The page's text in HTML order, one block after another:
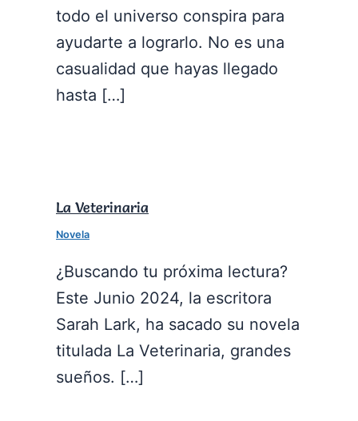
todo el universo conspira para
ayudarte a lograrlo. No es una
casualidad que hayas llegado
hasta […]
La Veterinaria
Novela
¿Buscando tu próxima lectura?
Este Junio 2024, la escritora
Sarah Lark, ha sacado su novela
titulada La Veterinaria, grandes
sueños. […]